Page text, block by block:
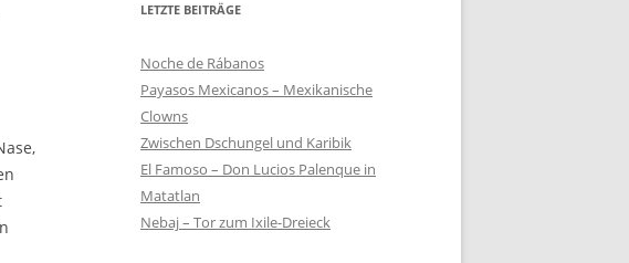
LETZTE BEITRÄGE
Noche de Rábanos
Payasos Mexicanos – Mexikanische
Clowns
Zwischen Dschungel und Karibik
El Famoso – Don Lucios Palenque in
Matatlan
Nebaj – Tor zum Ixile-Dreieck